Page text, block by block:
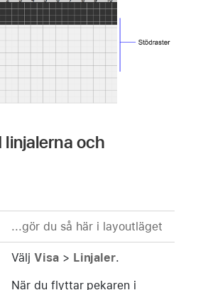
och
...gör du så här i layoutläget
Välj Visa> Linjaler.
När du flyttar pekaren i